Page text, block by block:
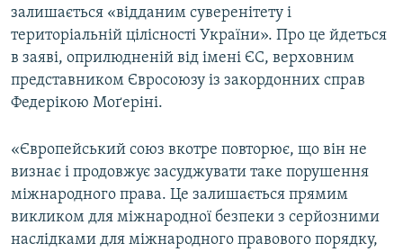
СПЕЦПРОЕКТИ
ДЕПОРТАЦІЯ
ВІДЕОУРОКИ «ELIFBE»
УКРАЇНСЬКА ПРОБЛЕМА КРИМУ
ІНФОГРАФІКА
ЯК ОБІЙТИ БЛОКУВАННЯ
Русский
Qırımtatar
ДОЛУЧАЙСЯ!
залишається «відданим суверенітету і
територіальній цілісності України». Про це йдеться
в заяві, оприлюдненій від імені ЄС, верховним
представником Євросоюзу із закордонних справ
Федерікою Моґеріні.
«Європейський союз вкотре повторює, що він не
визнає і продовжує засуджувати таке порушення
міжнародного права. Це залишається прямим
викликом для міжнародної безпеки з серйозними
наслідками для міжнародного правового порядку,